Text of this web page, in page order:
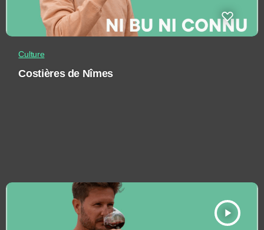
Culture
Costières de Nîmes
play_arrow